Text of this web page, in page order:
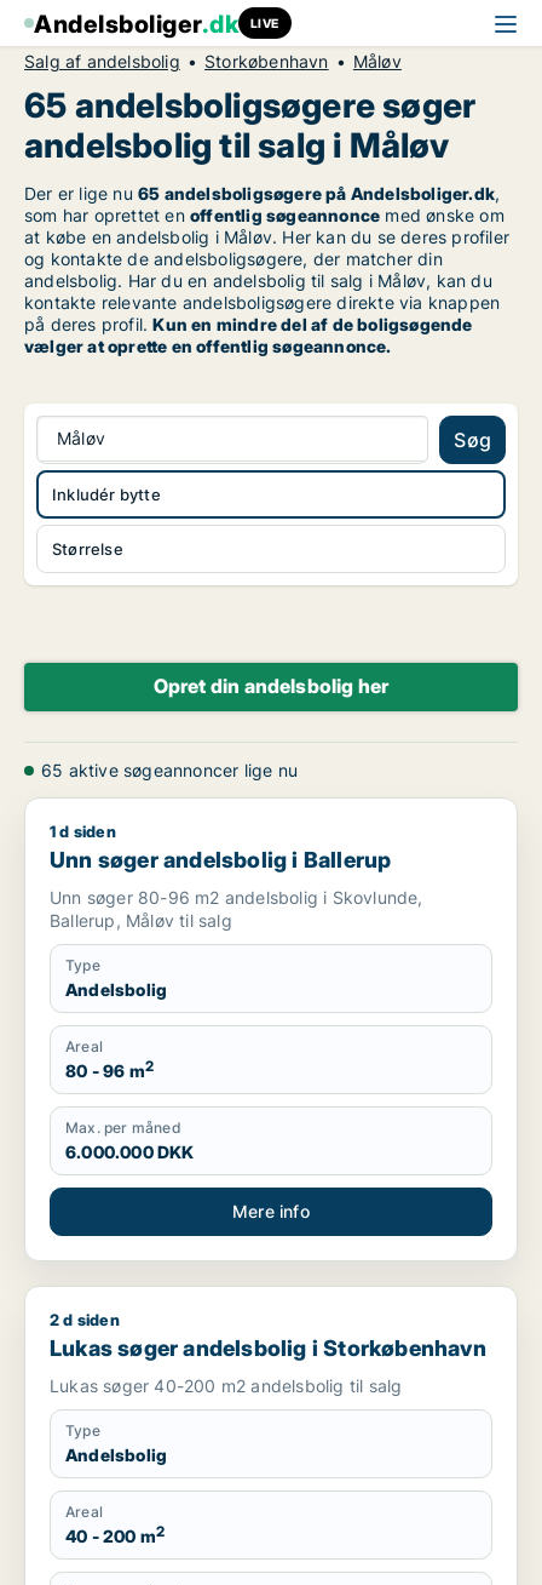
Andelsboliger.dk LIVE
Salg af andelsbolig Storkøbenhavn Måløv
65 andelsboligsøgere søger
andelsbolig til salg i Måløv
Der er lige nu 65 andelsboligsøgere på Andelsboliger.dk,
som har oprettet en offentlig søgeannonce med ønske om
at købe en andelsbolig i Måløv. Her kan du se deres profiler
og kontakte de andelsboligsøgere, der matcher din
andelsbolig. Har du en andelsbolig til salg i Måløv, kan du
kontakte relevante andelsboligsøgere direkte via knappen
på deres profil.Kun en mindre del af de boligsøgende
vælger at oprette en offentlig søgeannonce.
Måløv Søg
Størrelse
Inkludér bytte
Opret din andelsbolig her
65 aktive søgeannoncer lige nu
Unn søger andelsbolig i Ballerup
1 d siden
Unn søger andelsbolig i Ballerup
Unn søger 80-96 m2 andelsbolig i Skovlunde,
Ballerup, Måløv til salg
Type
Andelsbolig
Areal
80 - 96 m2
Max. per måned
6.000.000 DKK
Mere info
Lukas søger andelsbolig i Storkøbenhavn
2 d siden
Lukas søger andelsbolig i Storkøbenhavn
Lukas søger 40-200 m2 andelsbolig til salg
Type
Andelsbolig
Areal
40 - 200 m2